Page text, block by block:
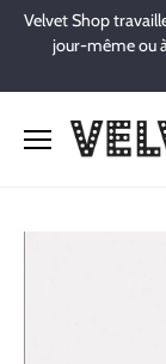
Passer
contenu
Velvet Shop
jour-même ou